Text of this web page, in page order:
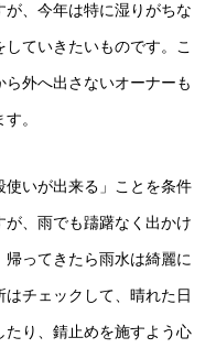
が、今年は特に湿りがちな
ていきたいものです。こ
外へ出さないオーナーも
。
使いが出来る」ことを条件
、雨でも躊躇なく出かけ
ってきたら雨水は綺麗に
チェックして、晴れた日
たり、錆止めを施すよう心